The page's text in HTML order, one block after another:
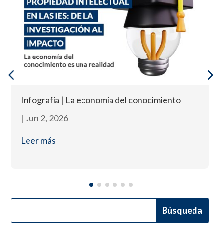
Infografía | La economía del conocimiento
| Jun 2, 2026
Leer más